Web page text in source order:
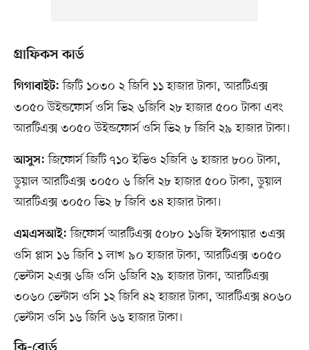
গ্রাফিকস কার্ড
গিগাবাইট: জিটি ১০৩০ ২ জিবি ১১ হাজার টাকা, আরটিএক্স
৩০৫০ উইন্ডফোর্স ওসি ভি২ ৬জিবি ২৮ হাজার ৫০০ টাকা এবং
আরটিএক্স ৩০৫০ উইন্ডফোর্স ওসি ভি২ ৮ জিবি ২৯ হাজার টাকা।
আসুস: জিফোর্স জিটি ৭১০ ইভিও ২জিবি ৬ হাজার ৮০০ টাকা,
ডুয়াল আরটিএক্স ৩০৫০ ৬ জিবি ২৮ হাজার ৫০০ টাকা, ডুয়াল
আরটিএক্স ৩০৫০ ভি২ ৮ জিবি ৩৪ হাজার টাকা।
এমএসআই: জিফোর্স আরটিএক্স ৫০৮০ ১৬জি ইন্সপায়ার ৩এক্স
ওসি প্লাস ১৬ জিবি ১ লাখ ৯০ হাজার টাকা, আরটিএক্স ৩০৫০
ভেন্টাস ২এক্স ৬জি ওসি ৬জিবি ২৯ হাজার টাকা, আরটিএক্স
৩০৬০ ভেন্টাস ওসি ১২ জিবি ৪২ হাজার টাকা, আরটিএক্স ৪০৬০
ভেন্টাস ওসি ১৬ জিবি ৬৬ হাজার টাকা।